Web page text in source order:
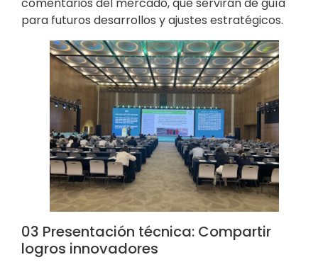
para futuros desarrollos y ajustes estratégicos.
03 Presentación técnica: Compartir
logros innovadores